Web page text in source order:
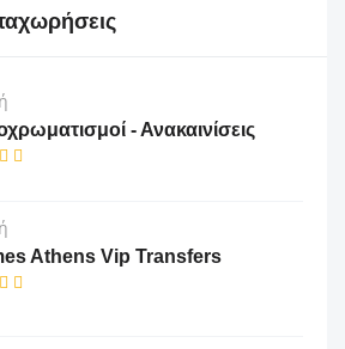
- Ανακαινίσεις
Athens Vip Transfers